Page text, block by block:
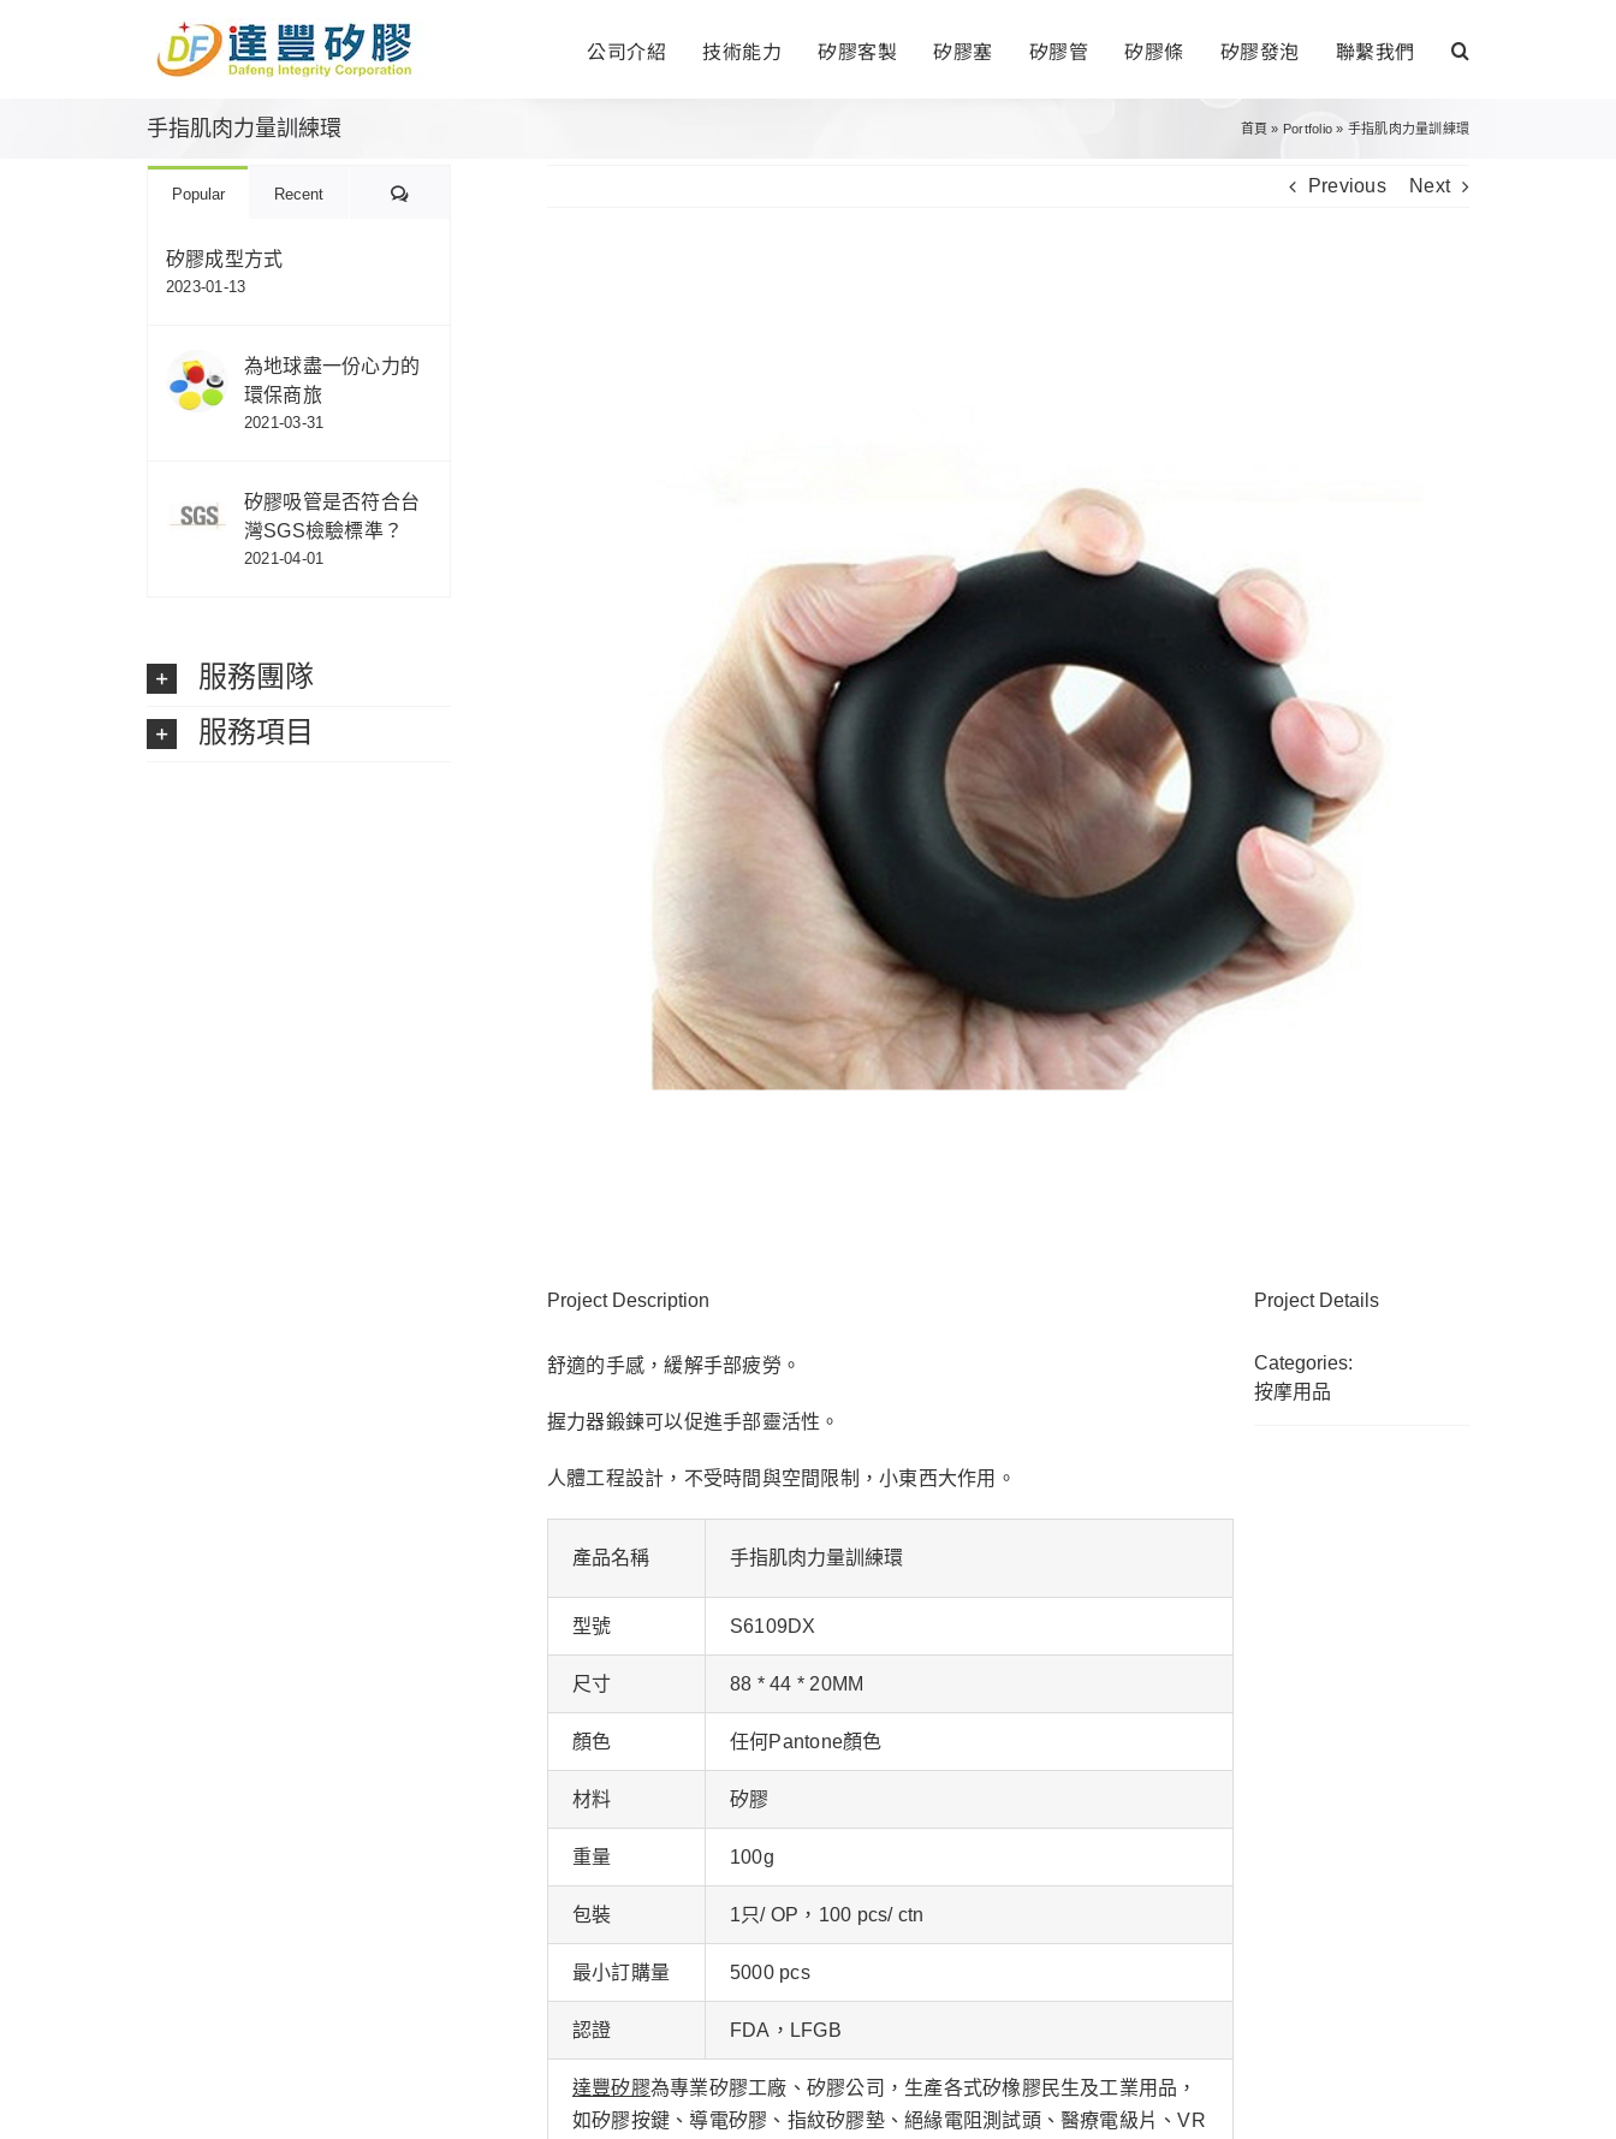
公司介紹 技術能力 矽膠客製 矽膠塞 矽膠管 矽膠條 矽膠發泡 聯繫我們
手指肌肉力量訓練環 首頁 » Portfolio » 手指肌肉力量訓練環
Previous Next
Project Description
舒適的手感，緩解手部疲勞。
握力器鍛鍊可以促進手部靈活性。
人體工程設計，不受時間與空間限制，小東西大作用。
產品名稱 手指肌肉力量訓練環
型號 S6109DX
尺寸 88 * 44 * 20MM
顏色 任何Pantone顏色
材料 矽膠
重量 100g
包裝 1只/ OP，100 pcs/ ctn
最小訂購量 5000 pcs
認證 FDA，LFGB
達豐矽膠為專業矽膠工廠、矽膠公司，生產各式矽橡膠民生及工業用品，
如矽膠按鍵、導電矽膠、指紋矽膠墊、絕緣電阻測試頭、醫療電級片、VR
Project Details
Categories:
按摩用品
Popular Recent Comments
矽膠成型方式
2023-01-13
為地球盡一份心力的
環保商旅
2021-03-31
矽膠吸管是否符合台
灣SGS檢驗標準？
2021-04-01
服務團隊
服務項目